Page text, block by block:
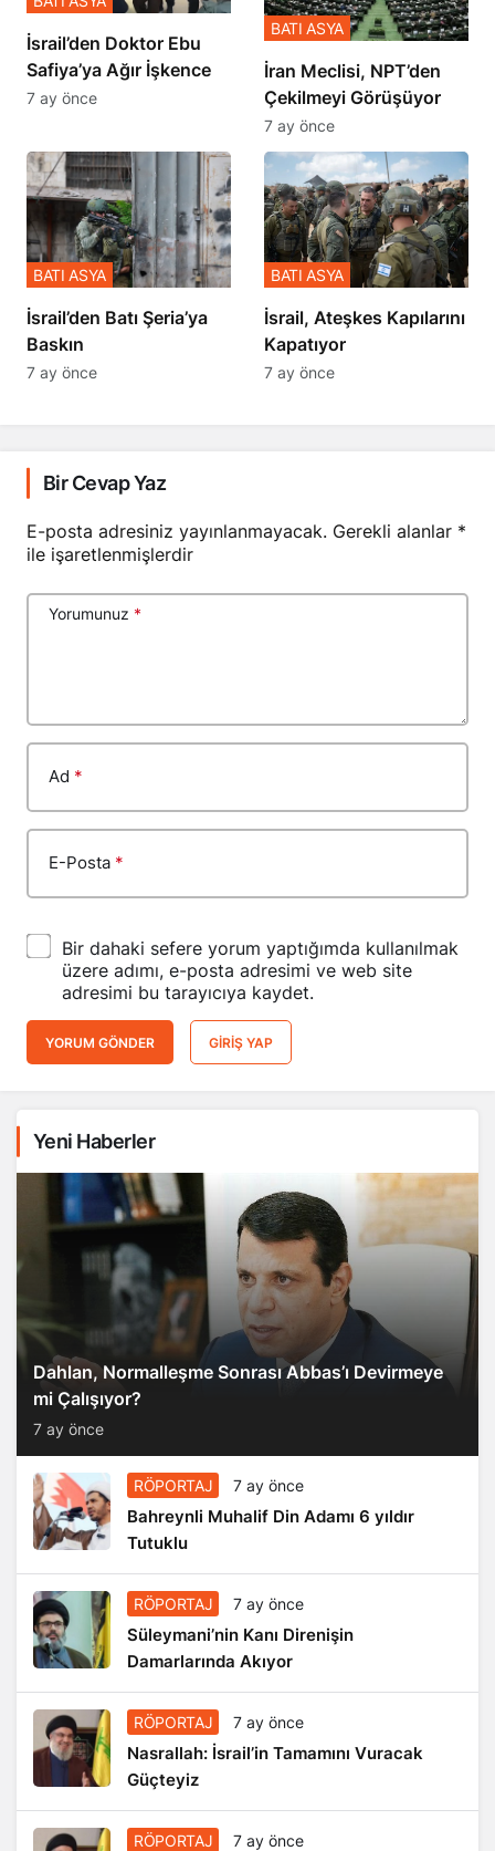
İsrail’den Doktor Ebu
Safiya’ya Ağır İşkence
7 ay önce
İran Meclisi, NPT’den
Çekilmeyi Görüşüyor
BATI ASYA
7 ay önce
​​​​​​​İsrail’den Batı Şeria’ya
Baskın
BATI ASYA
7 ay önce
İsrail, Ateşkes Kapılarını
Kapatıyor
BATI ASYA
7 ay önce
Bir Cevap Yaz
E-posta adresiniz yayınlanmayacak. Gerekli alanlar *
ile işaretlenmişlerdir
Yorumunuz *
Ad *
E-Posta *
Bir dahaki sefere yorum yaptığımda kullanılmak
üzere adımı, e-posta adresimi ve web site
adresimi bu tarayıcıya kaydet.
YORUM GÖNDER GIRIŞ YAP
Yeni Haberler
Dahlan, Normalleşme Sonrası Abbas’ı Devirmeye
mi Çalışıyor?
7 ay önce
RÖPORTAJ 7 ay önce
Bahreynli Muhalif Din Adamı 6 yıldır
Tutuklu
RÖPORTAJ 7 ay önce
Süleymani’nin Kanı Direnişin
Damarlarında Akıyor
RÖPORTAJ 7 ay önce
Nasrallah: İsrail’in Tamamını Vuracak
Güçteyiz
RÖPORTAJ 7 ay önce